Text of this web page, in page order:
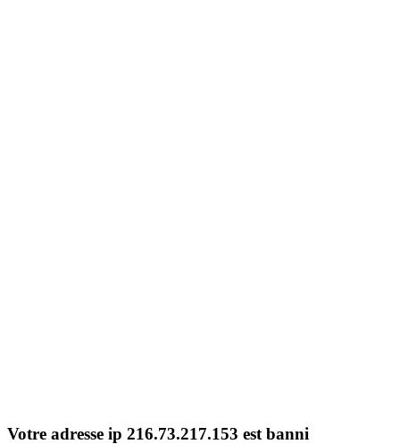
Votre adresse ip 216.73.217.153 est banni